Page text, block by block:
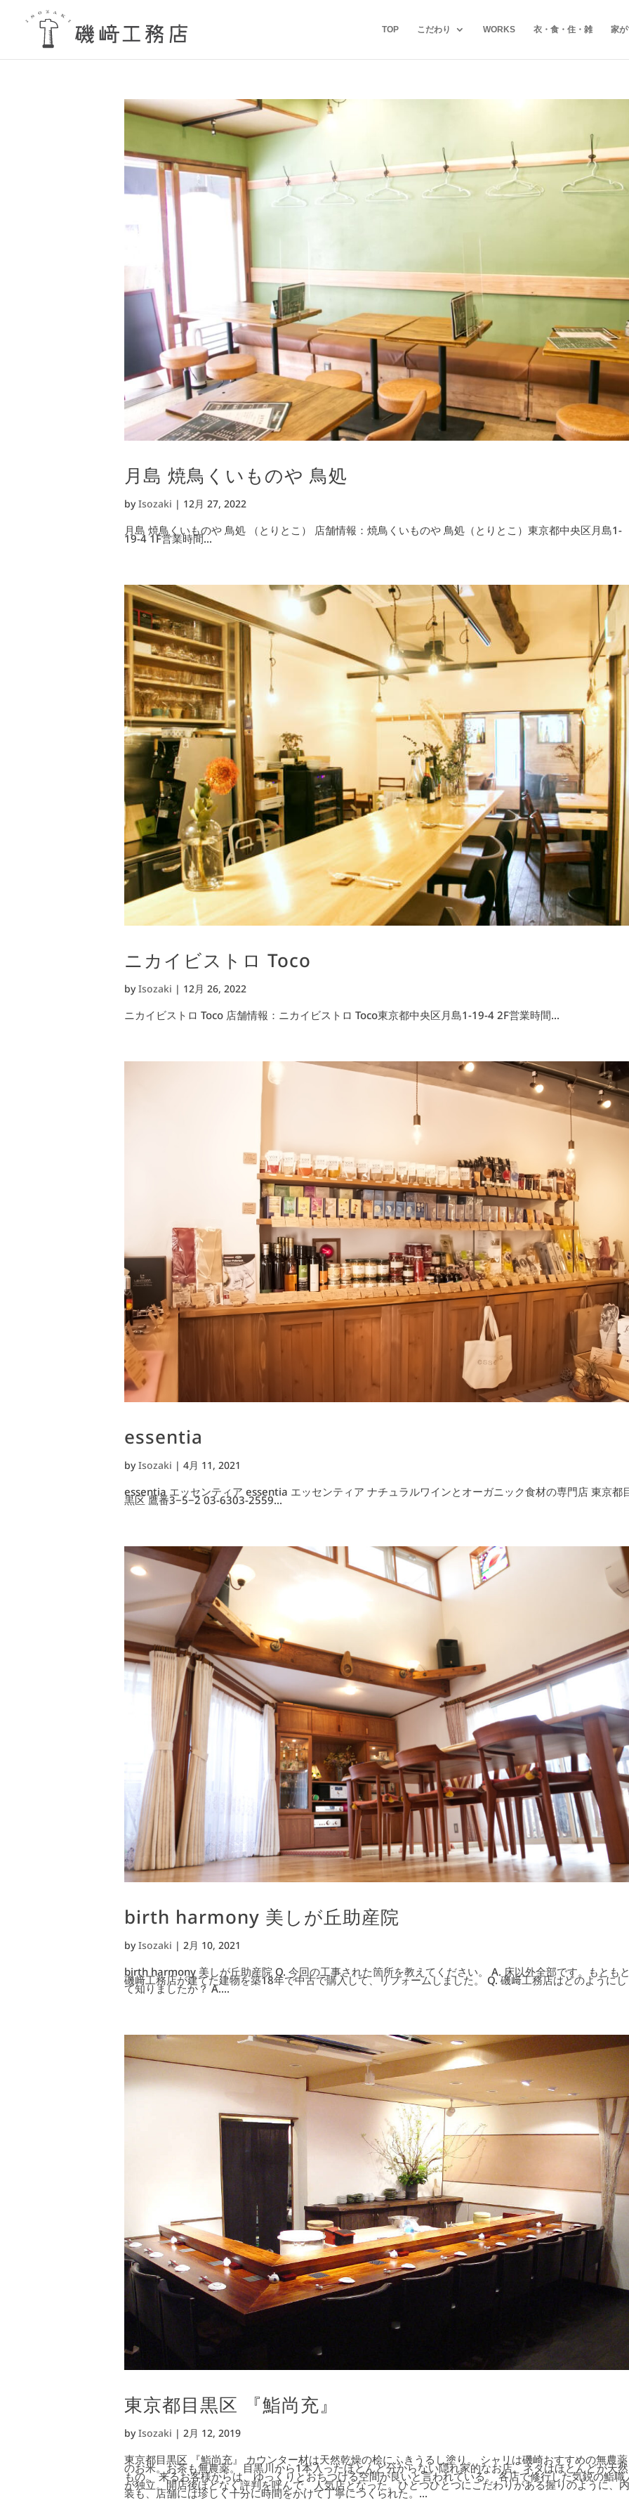
TOP こだわり WORKS 衣・食・住・雑 家
月島 焼鳥くいものや 鳥処
byIsozaki | 12月 27, 2022
月島 焼鳥くいものや 鳥処 （とりとこ） 店舗情報：焼鳥くいものや 鳥処（とりとこ）東京都中央区月島1-
19-4 1F営業時間...
ニカイビストロ Toco
byIsozaki | 12月 26, 2022
ニカイビストロ Toco 店舗情報：ニカイビストロ Toco東京都中央区月島1-19-4 2F営業時間...
essentia
byIsozaki | 4月 11, 2021
essentia エッセンティア essentia エッセンティア ナチュラルワインとオーガニック食材の専門店 東京都
黒区 鷹番3−5−2 03-6303-2559...
birth harmony 美しが丘助産院
byIsozaki | 2月 10, 2021
birth harmony 美しが丘助産院 Q. 今回の工事された箇所を教えてください。 A. 床以外全部です。もとも
磯﨑工務店が建てた建物を築18年で中古で購入して、リフォームしました。 Q. 磯﨑工務店はどのようにし
て知りましたか？ A....
東京都目黒区 『鮨尚充』
byIsozaki | 2月 12, 2019
東京都目黒区 『鮨尚充』 カウンター材は天然乾燥の桧にふきうるし塗り。 シャリは磯崎おすすめの無農薬
のお米。お茶も無農薬。 目黒川から1本入ったほとんど分からない隠れ家的なお店。ネタはほとんどが天然
もの。 来るお客様からは、ゆっくりとおちつける空間が良いと言われている。 各店で修行した気鋭の鮨職
が独立。開店後ほどなく評判を呼んで、人気店となった。ひとつひとつにこだわりがある握りのように、内
装も、店舗には珍しく十分に時間をかけて丁寧につくられた。...